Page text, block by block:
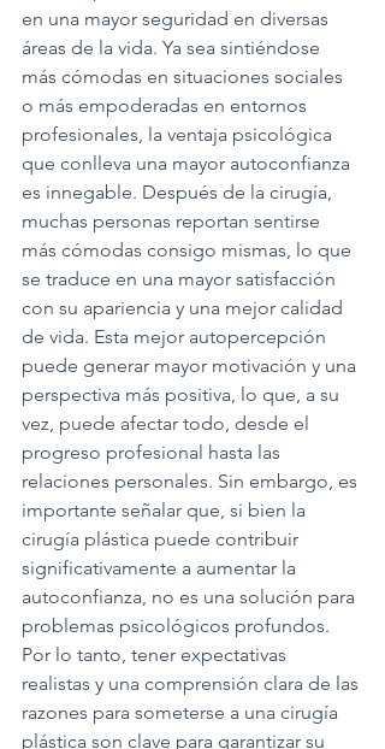
en una mayor seguridad en diversas
áreas de la vida. Ya sea sintiéndose
más cómodas en situaciones sociales
o más empoderadas en entornos
profesionales, la ventaja psicológica
que conlleva una mayor autoconfianza
es innegable. Después de la cirugía,
muchas personas reportan sentirse
más cómodas consigo mismas, lo que
se traduce en una mayor satisfacción
con su apariencia y una mejor calidad
de vida. Esta mejor autopercepción
puede generar mayor motivación y una
perspectiva más positiva, lo que, a su
vez, puede afectar todo, desde el
progreso profesional hasta las
relaciones personales. Sin embargo, es
importante señalar que, si bien la
cirugía plástica puede contribuir
significativamente a aumentar la
autoconfianza, no es una solución para
problemas psicológicos profundos.
Por lo tanto, tener expectativas
realistas y una comprensión clara de las
razones para someterse a una cirugía
plástica son clave para garantizar su